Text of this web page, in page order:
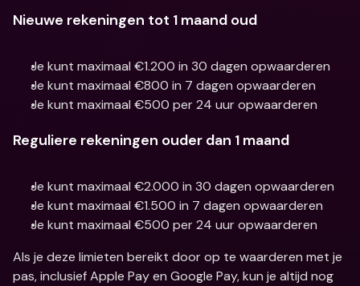
Nieuwe rekeningen tot 1 maand oud
Je kunt maximaal €1.200 in 30 dagen opwaarderen
Je kunt maximaal €800 in 7 dagen opwaarderen
Je kunt maximaal €500 per 24 uur opwaarderen
Reguliere rekeningen ouder dan 1 maand
Je kunt maximaal €2.000 in 30 dagen opwaarderen
Je kunt maximaal €1.500 in 7 dagen opwaarderen
Je kunt maximaal €500 per 24 uur opwaarderen
Als je deze limieten bereikt door op te waarderen met je
pas, inclusief Apple Pay en Google Pay, kun je altijd nog